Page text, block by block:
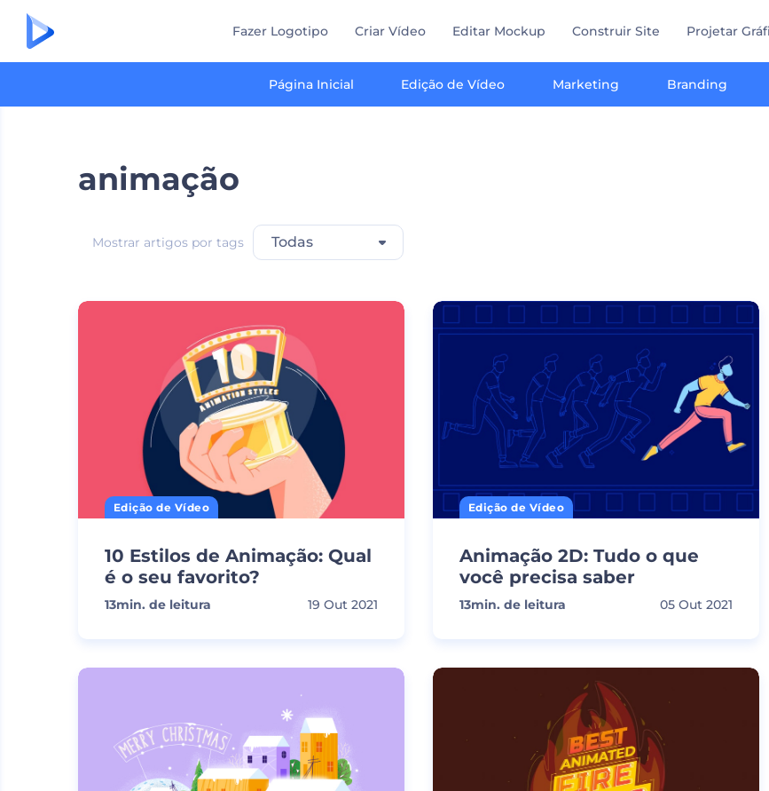
Fazer Logotipo Criar Vídeo Editar Mockup Construir Site Projetar
Página Inicial Edição de Vídeo Marketing Branding
animação
Mostrar artigos por tags Todas
Edição de Vídeo
10 Estilos de Animação: Qual
é o seu favorito?
13min. de leitura 19 Out 2021
Edição de Vídeo
Animação 2D: Tudo o que
você precisa saber
13min. de leitura 05 Out 2021